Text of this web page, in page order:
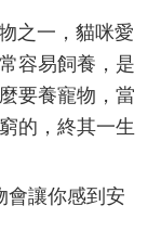
之一，貓咪愛
容易飼養，是
要養寵物，當
的，終其一生
讓你感到安